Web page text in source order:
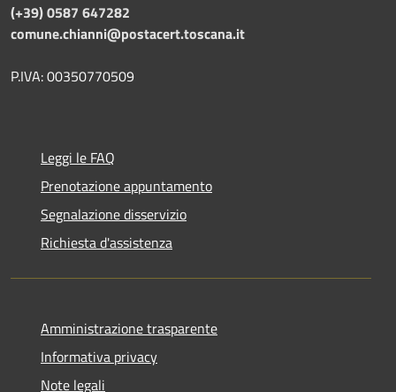
(+39) 0587 647282
comune.chianni@postacert.toscana.it
P.IVA: 00350770509
Leggi le FAQ
Prenotazione appuntamento
Segnalazione disservizio
Richiesta d'assistenza
Amministrazione trasparente
Informativa privacy
Note legali